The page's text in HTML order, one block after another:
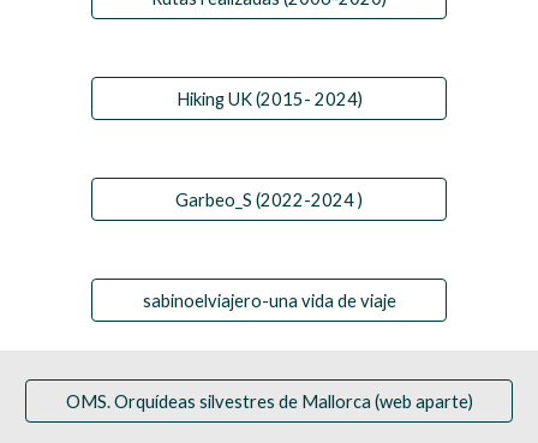
Hiking UK (2015- 2024)
Garbeo_S (2022-2024 )
sabinoelviajero-una vida de viaje
OMS. Orquídeas silvestres de Mallorca (web aparte)